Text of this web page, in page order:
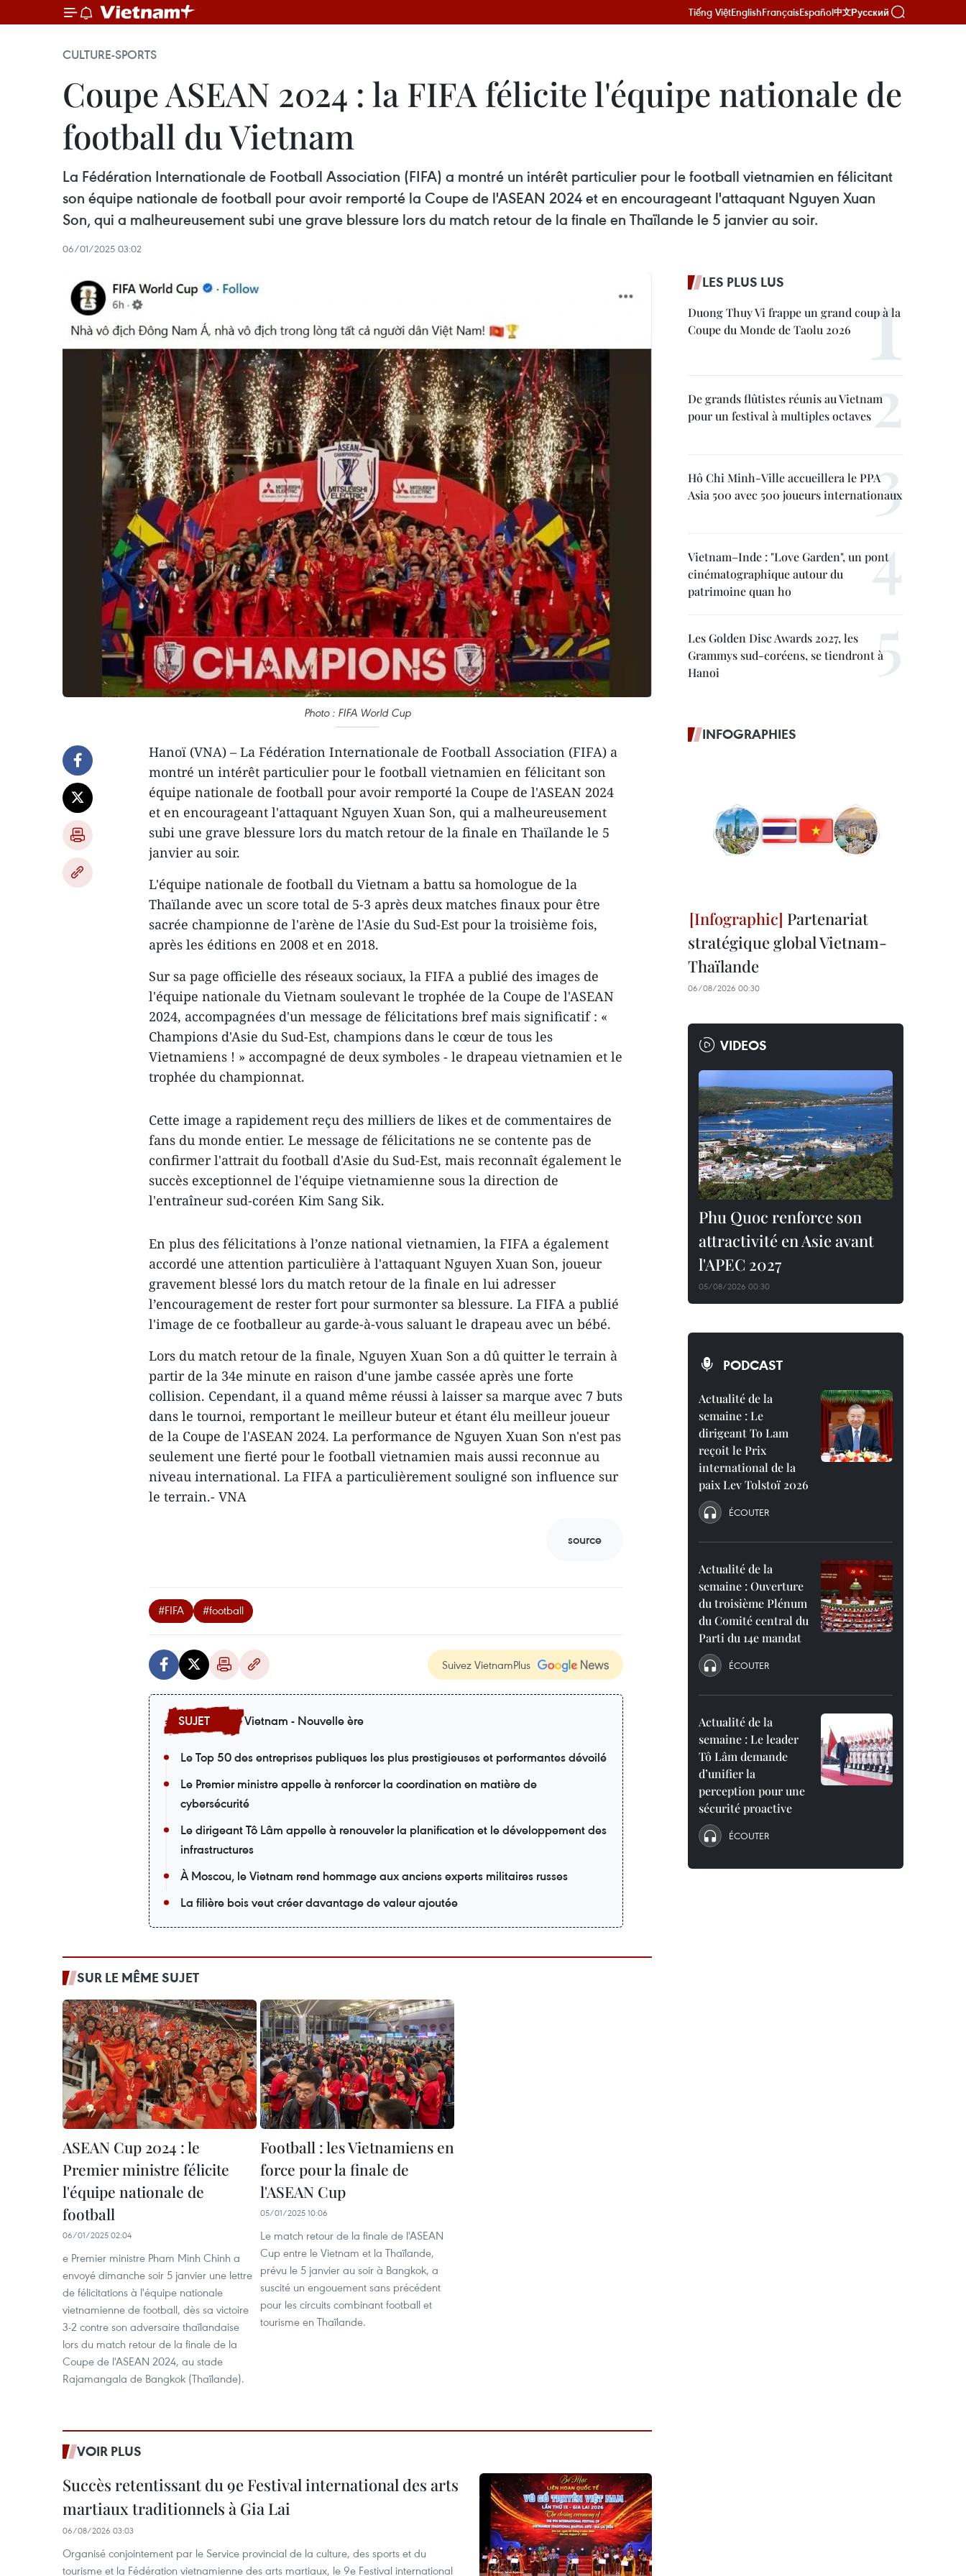
Tiếng ViệtEnglishFrançaisEspañol中文Русский
CULTURE-SPORTS
Coupe ASEAN 2024 : la FIFA félicite l'équipe nationale de
football du Vietnam
La Fédération Internationale de Football Association (FIFA) a montré un intérêt particulier pour le football vietnamien en félicitant
son équipe nationale de football pour avoir remporté la Coupe de l'ASEAN 2024 et en encourageant l'attaquant Nguyen Xuan
Son, qui a malheureusement subi une grave blessure lors du match retour de la finale en Thaïlande le 5 janvier au soir.
06/01/2025 03:02
Photo : FIFA World Cup
Hanoï (VNA) – La Fédération Internationale de Football Association (FIFA) a
montré un intérêt particulier pour le football vietnamien en félicitant son
équipe nationale de football pour avoir remporté la Coupe de l'ASEAN 2024
et en encourageant l'attaquant Nguyen Xuan Son, qui a malheureusement
subi une grave blessure lors du match retour de la finale en Thaïlande le 5
janvier au soir.
L'équipe nationale de football du Vietnam a battu sa homologue de la
Thaïlande avec un score total de 5-3 après deux matches finaux pour être
sacrée championne de l'arène de l'Asie du Sud-Est pour la troisième fois,
après les éditions en 2008 et en 2018.
Sur sa page officielle des réseaux sociaux, la FIFA a publié des images de
l'équipe nationale du Vietnam soulevant le trophée de la Coupe de l'ASEAN
2024, accompagnées d'un message de félicitations bref mais significatif : «
Champions d'Asie du Sud-Est, champions dans le cœur de tous les
Vietnamiens ! » accompagné de deux symboles - le drapeau vietnamien et le
trophée du championnat.
Cette image a rapidement reçu des milliers de likes et de commentaires de
fans du monde entier. Le message de félicitations ne se contente pas de
confirmer l'attrait du football d'Asie du Sud-Est, mais reconnaît également le
succès exceptionnel de l'équipe vietnamienne sous la direction de
l'entraîneur sud-coréen Kim Sang Sik.
En plus des félicitations à l’onze national vietnamien, la FIFA a également
accordé une attention particulière à l'attaquant Nguyen Xuan Son, joueur
gravement blessé lors du match retour de la finale en lui adresser
l’encouragement de rester fort pour surmonter sa blessure. La FIFA a publié
l'image de ce footballeur au garde-à-vous saluant le drapeau avec un bébé.
Lors du match retour de la finale, Nguyen Xuan Son a dû quitter le terrain à
partir de la 34e minute en raison d'une jambe cassée après une forte
collision. Cependant, il a quand même réussi à laisser sa marque avec 7 buts
dans le tournoi, remportant le meilleur buteur et étant élu meilleur joueur
de la Coupe de l'ASEAN 2024. La performance de Nguyen Xuan Son n'est pas
seulement une fierté pour le football vietnamien mais aussi reconnue au
niveau international. La FIFA a particulièrement souligné son influence sur
le terrain.- VNA
source
#FIFA #football
Suivez VietnamPlus
Vietnam - Nouvelle ère
Le Top 50 des entreprises publiques les plus prestigieuses et performantes dévoilé
Le Premier ministre appelle à renforcer la coordination en matière de
cybersécurité
Le dirigeant Tô Lâm appelle à renouveler la planification et le développement des
infrastructures
À Moscou, le Vietnam rend hommage aux anciens experts militaires russes
La filière bois veut créer davantage de valeur ajoutée
SUR LE MÊME SUJET
ASEAN Cup 2024 : le
Premier ministre félicite
l'équipe nationale de
football
06/01/2025 02:04
e Premier ministre Pham Minh Chinh a
envoyé dimanche soir 5 janvier une lettre
de félicitations à l'équipe nationale
vietnamienne de football, dès sa victoire
3-2 contre son adversaire thaïlandaise
lors du match retour de la finale de la
Coupe de l'ASEAN 2024, au stade
Rajamangala de Bangkok (Thaïlande).
Football : les Vietnamiens en
force pour la finale de
l'ASEAN Cup
05/01/2025 10:06
Le match retour de la finale de l'ASEAN
Cup entre le Vietnam et la Thaïlande,
prévu le 5 janvier au soir à Bangkok, a
suscité un engouement sans précédent
pour les circuits combinant football et
tourisme en Thaïlande.
VOIR PLUS
Succès retentissant du 9e Festival international des arts
martiaux traditionnels à Gia Lai
06/08/2026 03:03
Organisé conjointement par le Service provincial de la culture, des sports et du
tourisme et la Fédération vietnamienne des arts martiaux, le 9e Festival international
LES PLUS LUS
Duong Thuy Vi frappe un grand coup à la
Coupe du Monde de Taolu 2026
De grands flûtistes réunis au Vietnam
pour un festival à multiples octaves
Hô Chi Minh-Ville accueillera le PPA
Asia 500 avec 500 joueurs internationaux
Vietnam–Inde : "Love Garden", un pont
cinématographique autour du
patrimoine quan ho
Les Golden Disc Awards 2027, les
Grammys sud-coréens, se tiendront à
Hanoi
INFOGRAPHIES
Partenariat
stratégique global Vietnam-
Thaïlande
06/08/2026 00:30
VIDEOS
Phu Quoc renforce son
attractivité en Asie avant
l'APEC 2027
05/08/2026 00:30
PODCAST
Actualité de la
semaine : Le
dirigeant To Lam
reçoit le Prix
international de la
paix Lev Tolstoï 2026
ÉCOUTER
Actualité de la
semaine : Ouverture
du troisième Plénum
du Comité central du
Parti du 14e mandat
ÉCOUTER
Actualité de la
semaine : Le leader
Tô Lâm demande
d’unifier la
perception pour une
sécurité proactive
ÉCOUTER